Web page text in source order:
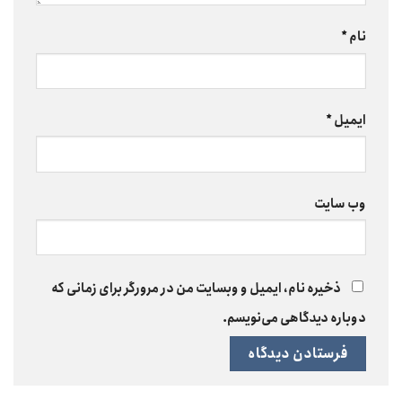
نام*
ایمیل*
وب‌ سایت
ذخیره نام، ایمیل و وبسایت من در مرورگر برای زمانی که
دوباره دیدگاهی می‌نویسم.